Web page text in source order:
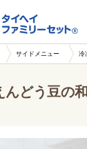
サイドメニュー 冷
んどう豆の